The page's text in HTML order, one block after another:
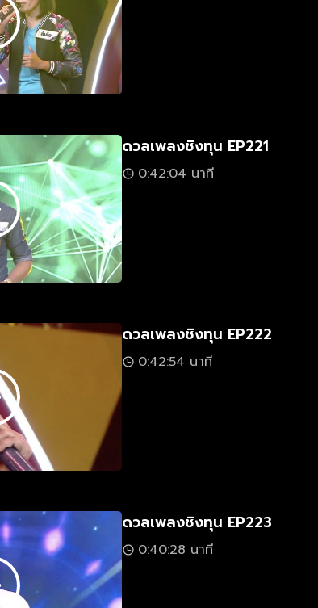
ดวลเพลงชิงทุน EP221
0:42:04 นาที
ดวลเพลงชิงทุน EP222
0:42:54 นาที
ดวลเพลงชิงทุน EP223
0:40:28 นาที